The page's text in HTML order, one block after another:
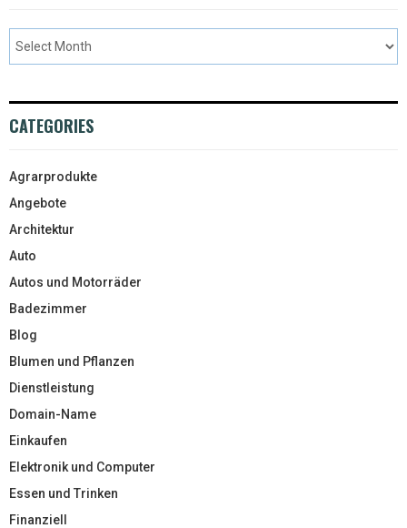
CATEGORIES
Agrarprodukte
Angebote
Architektur
Auto
Autos und Motorräder
Badezimmer
Blog
Blumen und Pflanzen
Dienstleistung
Domain-Name
Einkaufen
Elektronik und Computer
Essen und Trinken
Finanziell